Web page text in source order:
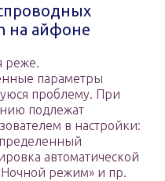
на айфоне
реже.
параметры
проблему. При
подлежат
в настройки:
автоматической
режим» и пр.